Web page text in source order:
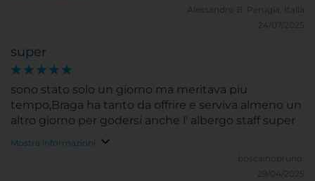
Alessandro B.
Perugia, Italia
24/07/2025
super
sono stato solo un giorno ma meritava piu
tempo,Braga ha tanto da offrire e serviva almeno un
altro giorno per godersi anche l' albergo staff super
Mostra informazioni
boscainobruno.
29/04/2025